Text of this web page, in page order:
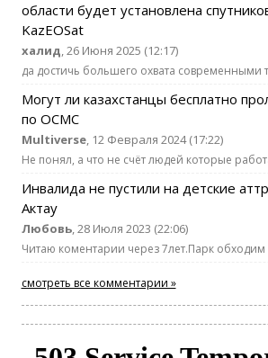
области будет установлена
KazEOSat
халид, 26 Июня 2025 (12:17)
да достичь большего охвата современными
Могут ли казахстанцы бесплатно
по ОСМС
Multiverse, 12 Февраля 2024 (17:22)
Не понял, а что не счёт людей которые
Инвалида не пустили на детские
Актау
Любовь, 28 Июля 2023 (22:06)
Читаю коментарии через 7лет.Парк
смотреть все комментарии »